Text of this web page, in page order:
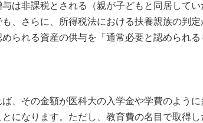
は非課税とされる（親が子どもと同居して
、さらに、所得税法における扶養親族の判
られる資産の供与を「通常必要と認められ
、その金額が医科大の入学金や学費のよう
になります。ただし、教育費の名目で取得